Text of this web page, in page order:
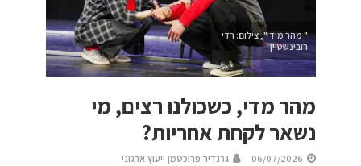
" מהר מידי", צילום: רדי
רובינשטיין
מהר מדי, כשכולנו רצים, מי
נשאר לקחת אחריות?
06/07/2026 גרנדיר פרוכטמן ייעוץ ארגוני